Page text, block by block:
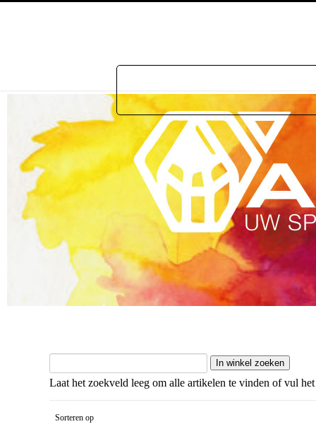
Laat het zoekveld leeg om alle artikelen te vinden of vul
Sorteren op